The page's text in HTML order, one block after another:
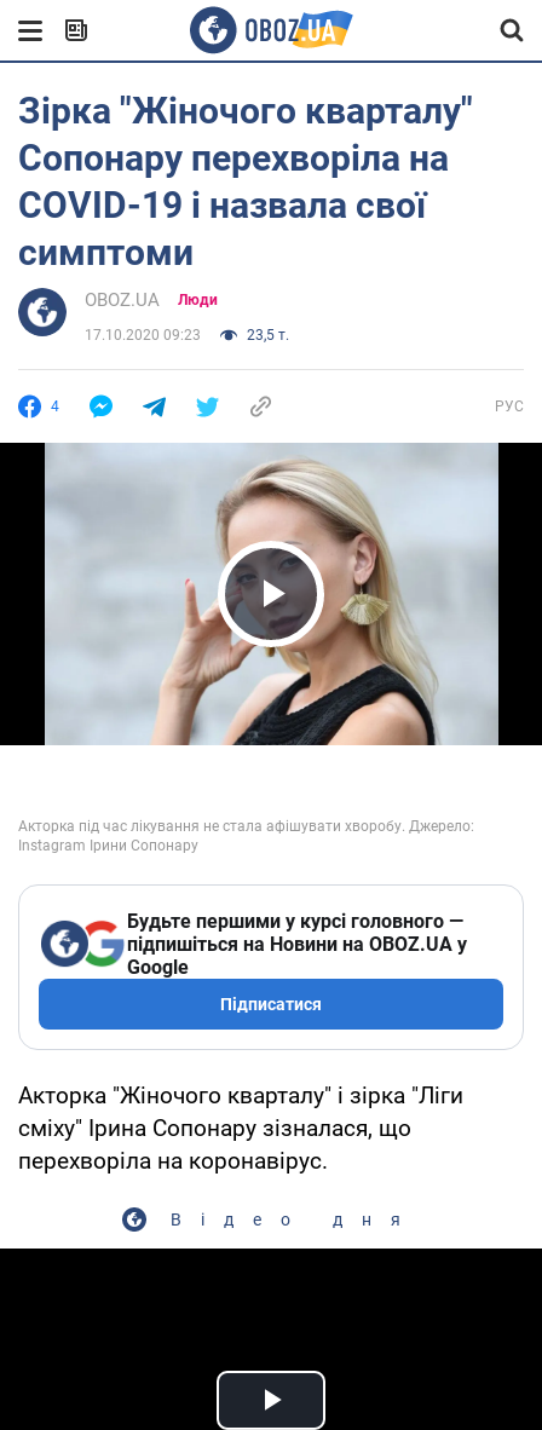
Зірка "Жіночого кварталу"
Сопонару перехворіла на
COVID-19 і назвала свої
симптоми
OBOZ.UA Люди
17.10.2020 09:23 23,5 т.
4 РУС
Play Video
Будьте першими у курсі головного —
підпишіться на Новини на OBOZ.UA у
Google
Підписатися
Акторка "Жіночого кварталу" і зірка "Ліги
сміху" Ірина Сопонару зізналася, що
перехворіла на коронавірус.
Відео дня